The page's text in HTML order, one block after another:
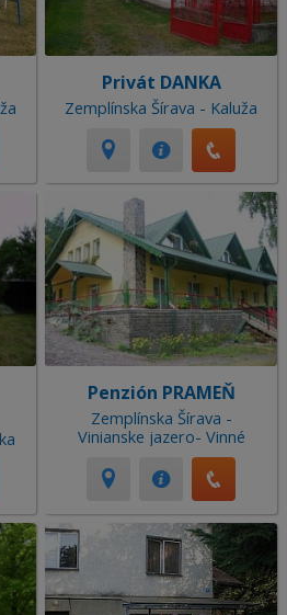
Privát DANKA
Zemplínska Šírava - Kaluža
Penzión PRAMEŇ
Zemplínska Šírava -
Vinianske jazero- Vinné